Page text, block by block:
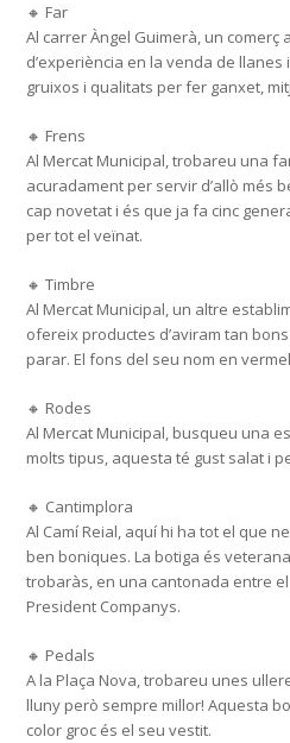
🔸 Far
Al carrer Àngel Guimerà, un comerç
d’experiència en la venda de
gruixos i qualitats per fer ganxet,
🔸 Frens
Al Mercat Municipal, trobareu una
acuradament per servir d’allò més
cap novetat i és que ja fa cinc
per tot el veïnat.
🔸 Timbre
Al Mercat Municipal, un altre
ofereix productes d’aviram tan
parar. El fons del seu nom en
🔸 Rodes
Al Mercat Municipal, busqueu una
molts tipus, aquesta té gust salat i
🔸 Cantimplora
Al Camí Reial, aquí hi ha tot el que
ben boniques. La botiga és
trobaràs, en una cantonada entre
President Companys.
🔸 Pedals
A la Plaça Nova, trobareu unes
lluny però sempre millor! Aquesta
color groc és el seu vestit.